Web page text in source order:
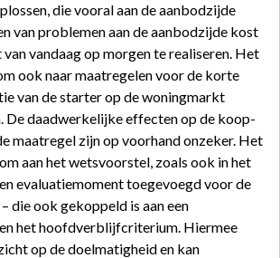
die vooral aan de aanbodzijde
van problemen aan de aanbodzijde kost
vandaag op morgen te realiseren. Het
ook naar maatregelen voor de korte
van de starter op de woningmarkt
De daadwerkelijke effecten op de koop-
maatregel zijn op voorhand onzeker. Het
aan het wetsvoorstel, zoals ook in het
evaluatiemoment toegevoegd voor de
die ook gekoppeld is aan een
het hoofdverblijfcriterium. Hiermee
op de doelmatigheid en kan